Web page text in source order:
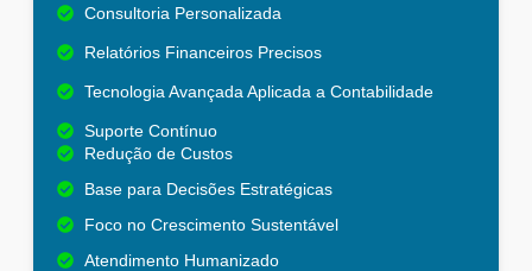
Consultoria Personalizada
Relatórios Financeiros Precisos
Tecnologia Avançada Aplicada a Contabilidade
Suporte Contínuo
Redução de Custos
Base para Decisões Estratégicas
Foco no Crescimento Sustentável
Atendimento Humanizado